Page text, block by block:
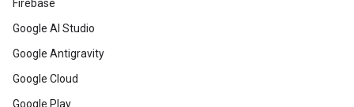
Firebase
Google AI Studio
Google Antigravity
Google Cloud
Google Play